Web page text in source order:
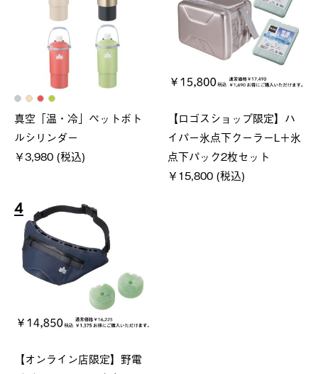
真空「温・冷」ペットボト
ルシリンダー
￥3,980 (税込)
【ロゴスショップ限定】ハ
イパー氷点下クーラーL＋氷
点下パック2枚セット
￥15,800 (税込)
4
【オンライン店限定】野電